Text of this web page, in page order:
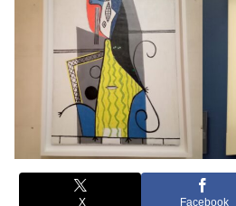
X Facebook